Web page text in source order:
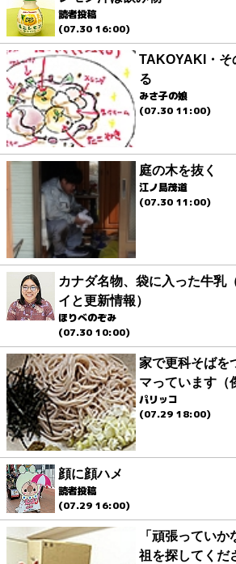
読者投稿
(07.30 16:00)
TAKOYAKI・そ
る
みさ子の娘
(07.30 11:00)
庭の木を抜く
江ノ島茂道
(07.30 11:00)
カナダ名物、袋に入った牛乳
イと更新情報）
ほりべのぞみ
(07.30 10:00)
家で更科そばを
マっています（
パリッコ
(07.29 18:00)
顔に顔ハメ
読者投稿
(07.29 16:00)
「頑張ってい
祖を探してくだ